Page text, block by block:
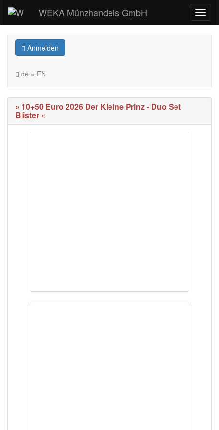
WEKA Münzhandels GmbH
Anmelden
de » EN
» 10+50 Euro 2026 Der Kleine Prinz - Duo Set
Blister «